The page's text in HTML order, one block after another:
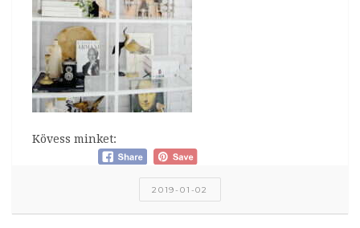
Kövess minket:
2019-01-02